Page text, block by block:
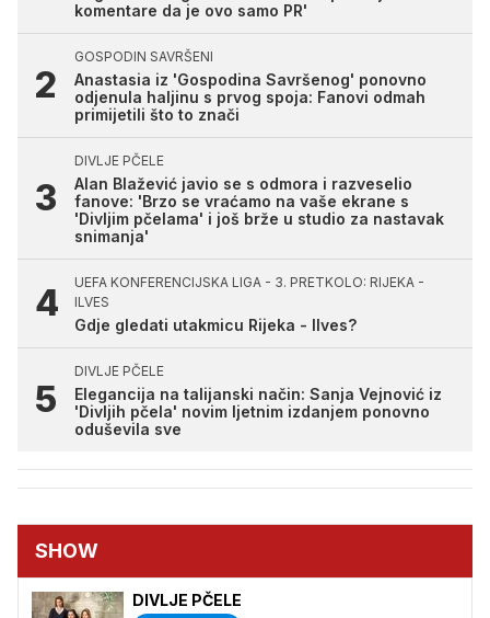
komentare da je ovo samo PR'
GOSPODIN SAVRŠENI
Anastasia iz 'Gospodina Savršenog' ponovno
odjenula haljinu s prvog spoja: Fanovi odmah
primijetili što to znači
DIVLJE PČELE
Alan Blažević javio se s odmora i razveselio
fanove: 'Brzo se vraćamo na vaše ekrane s
'Divljim pčelama' i još brže u studio za nastavak
snimanja'
UEFA KONFERENCIJSKA LIGA - 3. PRETKOLO: RIJEKA -
ILVES
Gdje gledati utakmicu Rijeka - Ilves?
DIVLJE PČELE
Elegancija na talijanski način: Sanja Vejnović iz
'Divljih pčela' novim ljetnim izdanjem ponovno
oduševila sve
SHOW
DIVLJE PČELE